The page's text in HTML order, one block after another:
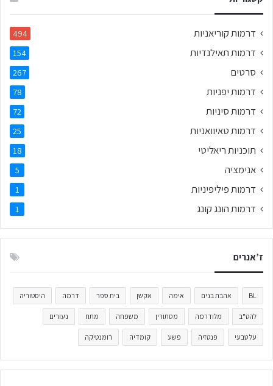
דרמות קוריאניות 494
דרמות תאילנדיות 154
סרטים 267
דרמות יפניות 78
דרמות סיניות 72
דרמות טאיוואניות 25
תוכניות ריאליטי 18
אנימציה 5
דרמות פיליפיניות 1
דרמות הונג קונג 1
ז’אנרים
BL אהבת בנים אימה אקשן בית ספר דרמה היסטוריה
להט"ב מלודרמה מסתורין משפחה מתח נעורים
על טבעי פנטזיה פשע קומדיה רומנטיקה